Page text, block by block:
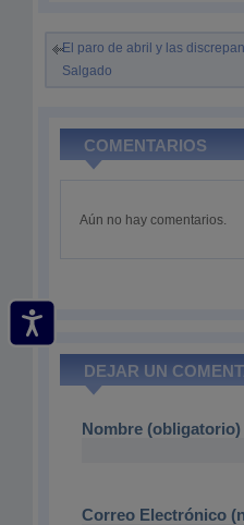
El paro de abril y las
Salgado
COMENTARIOS
Aún no hay comentarios.
DEJAR UN
Nombre (obligatorio)
Correo Electrónico